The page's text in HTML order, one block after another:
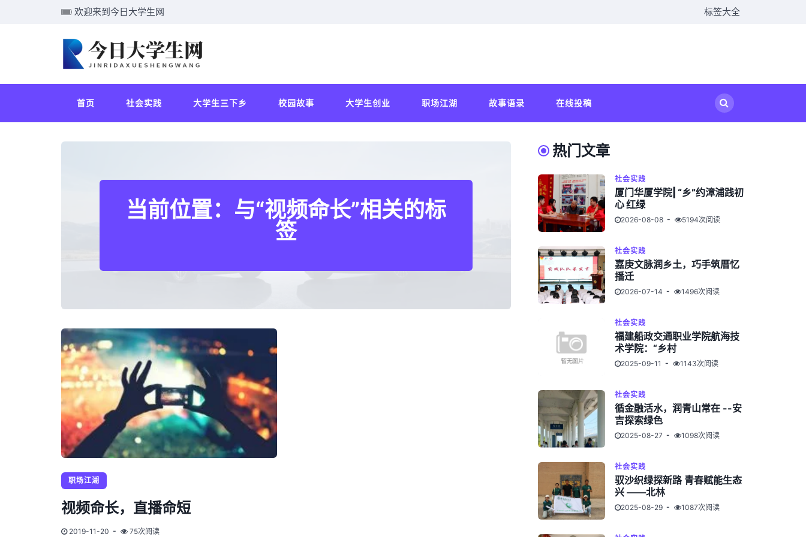
欢迎来到今日大学生网 标签大全
首页 社会实践 大学生三下乡 校园故事 大学生创业 职场江湖 故事语录 在线投稿
当前位置：与“视频命长”相关的标
签
职场江湖
视频命长，直播命短
2019-11-20 75次阅读
热门文章
社会实践
厦门华厦学院| “乡”约漳浦践初
心 红绿
2026-08-08 5194次阅读
社会实践
嘉庚文脉润乡土，巧手筑厝忆
播迁
2026-07-14 1496次阅读
社会实践
福建船政交通职业学院航海技
术学院：“乡村
2025-09-11 1143次阅读
社会实践
循金融活水，润青山常在 --安
吉探索绿色
2025-08-27 1098次阅读
社会实践
驭沙织绿探新路 青春赋能生态
兴 ——北林
2025-08-29 1087次阅读